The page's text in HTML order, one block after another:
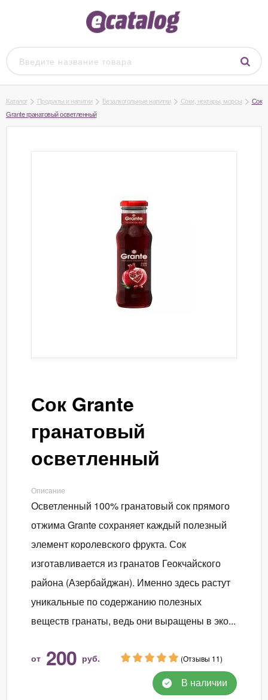
Каталог Продукты и напитки Безалкогольные напитки Соки, нектары, морсы
Сок
Grante гранатовый осветленный
Сок Grante
гранатовый
осветленный
Описание
Осветленный 100% гранатовый сок прямого
отжима Grante сохраняет каждый полезный
элемент королевского фрукта. Сок
изготавливается из гранатов Геокчайского
района (Азербайджан). Именно здесь растут
уникальные по содержанию полезных
веществ гранаты, ведь они выращены в эко...
от 200 руб. (Отзывы 11)
В наличии